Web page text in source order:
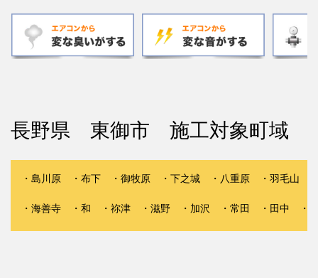
長野県 東御市 施工対象町域
・島川原 ・布下 ・御牧原 ・下之城 ・八重原 ・羽毛山
・海善寺 ・和 ・祢津 ・滋野 ・加沢 ・常田 ・田中 ・